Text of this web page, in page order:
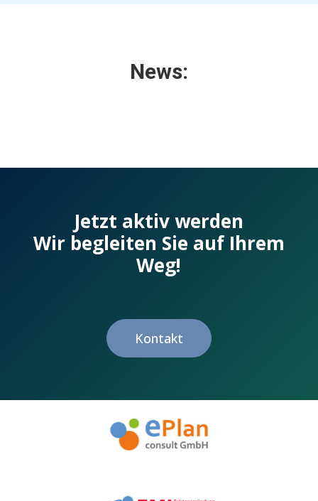
News:
Jetzt aktiv werden
Wir begleiten Sie auf Ihrem
Weg!
Kontakt